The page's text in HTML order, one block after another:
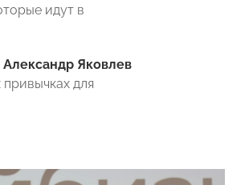
идут в
Александр Яковлев
для